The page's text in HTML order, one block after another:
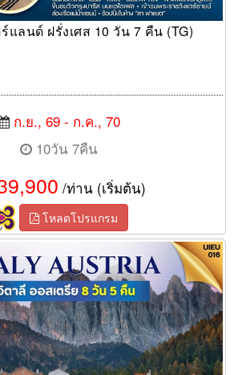
แลนด์ ฝรั่งเศส 10 วัน 7 คืน (TG)
ก.ย., 69 - ก.ค., 70
10วัน 7คืน
/ท่าน (เริ่มต้น)
โหลดโปรแกรม
5คืน